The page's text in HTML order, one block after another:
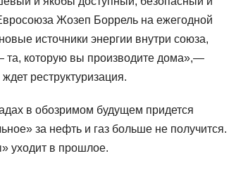
Жозеп Боррель на ежегодной
источники энергии внутри союза,
та, которую вы производите дома»,—
реструктуризация.
в обозримом будущем придется
за нефть и газ больше не получится.
уходит в прошлое.